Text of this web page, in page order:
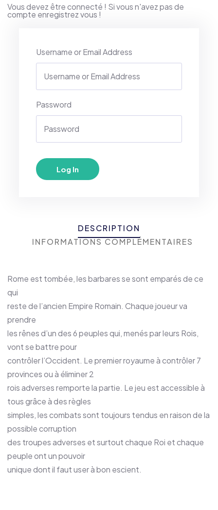
Vous devez être connecté ! Si vous n'avez pas de
compte enregistrez vous !
Username or Email Address
Password
DESCRIPTION
INFORMATIONS COMPLÉMENTAIRES
Rome est tombée, les barbares se sont emparés de ce
qui
reste de l’ancien Empire Romain. Chaque joueur va
prendre
les rênes d’un des 6 peuples qui, menés par leurs Rois,
vont se battre pour
contrôler l’Occident. Le premier royaume à contrôler 7
provinces ou à éliminer 2
rois adverses remporte la partie. Le jeu est accessible à
tous grâce à des règles
simples, les combats sont toujours tendus en raison de la
possible corruption
des troupes adverses et surtout chaque Roi et chaque
peuple ont un pouvoir
unique dont il faut user à bon escient.